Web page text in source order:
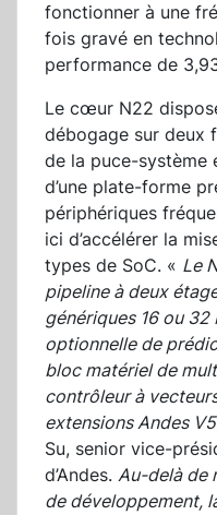
fonctionner à une
fois gravé en
performance de
Le cœur N22
débogage sur deux
de la puce-système
d’une plate-forme
périphériques
ici d’accélérer la
types de SoC. « Le
pipeline à deux
génériques 16 ou
optionnelle de
bloc matériel de
contrôleur à
extensions Andes V5
Su, senior vice-
d’Andes. Au-delà de
de développement,